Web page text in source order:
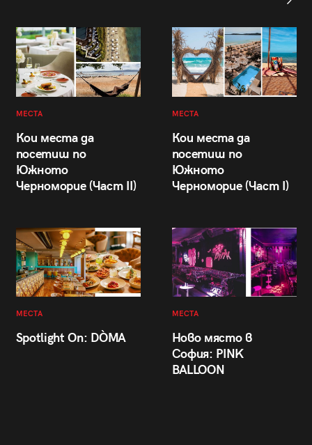
МЕСТА
Кои места да
посетиш по
Южното
Черноморие (Част II)
МЕСТА
Кои места да
посетиш по
Южното
Черноморие (Част I)
МЕСТА
Spotlight On: DÒMA
МЕСТА
Ново място в
София: PINK
BALLOON